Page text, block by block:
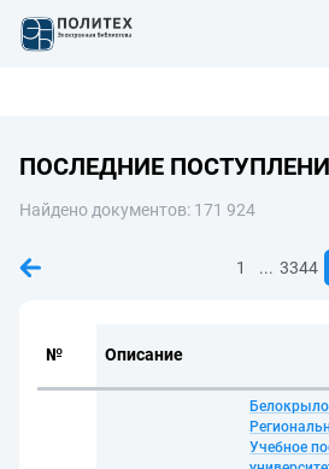
ПОСЛЕДНИЕ
Найдено документов: 171 924
1 ... 3344
№ Описание
Учебное